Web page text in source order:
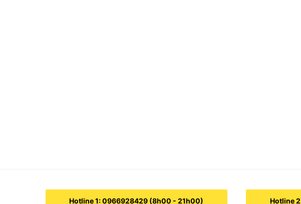
Hotline 1: 0966928429 (8h00 - 21h00) Hotline